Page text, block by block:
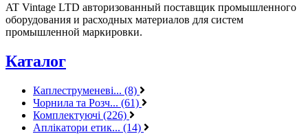
AT Vintage LTD авторизованный поставщик промышленного
оборудования и расходных материалов для систем
промышленной маркировки.
Каталог
Каплеструменеві... (8)
Чорнила та Розч... (61)
Комплектуючі (226)
Аплікатори етик... (14)